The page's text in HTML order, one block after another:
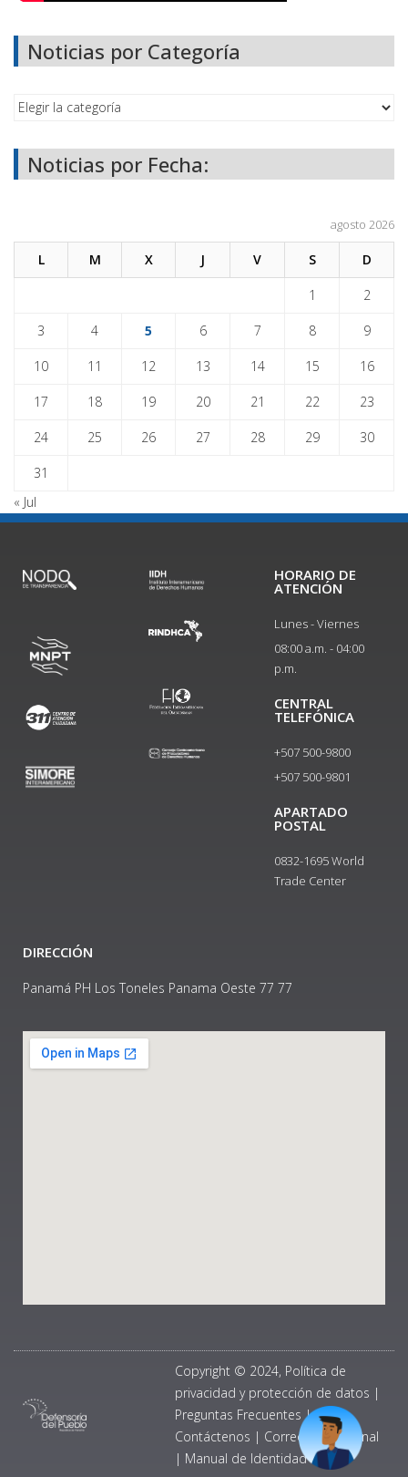
Noticias por Categoría
Noticias por Fecha:
agosto 2026
L M X J V S D
1 2
3 4 5 6 7 8 9
10 11 12 13 14 15 16
17 18 19 20 21 22 23
24 25 26 27 28 29 30
31
« Jul
HORARIO DE
ATENCIÓN
Lunes - Viernes
08:00 a.m. - 04:00
p.m.
CENTRAL
TELEFÓNICA
+507 500-9800
+507 500-9801​
APARTADO
POSTAL
0832-1695 World
Trade Center
DIRECCIÓN
Panamá PH Los Toneles Panama Oeste 77 77
Copyright © 2024, Política de
privacidad y protección de datos |
Preguntas Frecuentes |
Contáctenos | Correo Institucional
| Manual de Identidad Visual